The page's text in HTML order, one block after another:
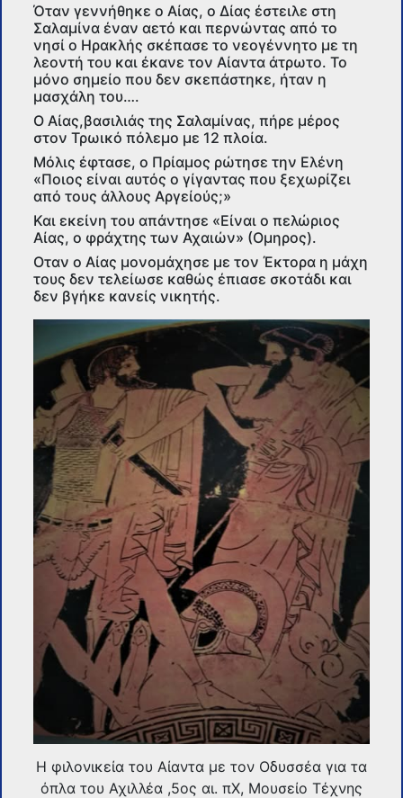
Όταν γεννήθηκε ο Αίας, ο Δίας έστειλε στη
Σαλαμίνα έναν αετό και περνώντας από το
νησί ο Ηρακλής σκέπασε το νεογέννητο με τη
λεοντή του και έκανε τον Αίαντα άτρωτο. Το
μόνο σημείο που δεν σκεπάστηκε, ήταν η
μασχάλη του….
Ο Αίας,βασιλιάς της Σαλαμίνας, πήρε μέρος
στον Τρωικό πόλεμο με 12 πλοία.
Μόλις έφτασε, ο Πρίαμος ρώτησε την Ελένη
«Ποιος είναι αυτός ο γίγαντας που ξεχωρίζει
από τους άλλους Αργείούς;»
Και εκείνη του απάντησε «Είναι ο πελώριος
Αίας, ο φράχτης των Αχαιών» (Ομηρος).
Οταν ο Αίας μονομάχησε με τον Έκτορα η μάχη
τους δεν τελείωσε καθώς έπιασε σκοτάδι και
δεν βγήκε κανείς νικητής.
Η φιλονικεία του Αίαντα με τον Οδυσσέα για τα
όπλα του Αχιλλέα ,5ος αι. πΧ, Μουσείο Τέχνης